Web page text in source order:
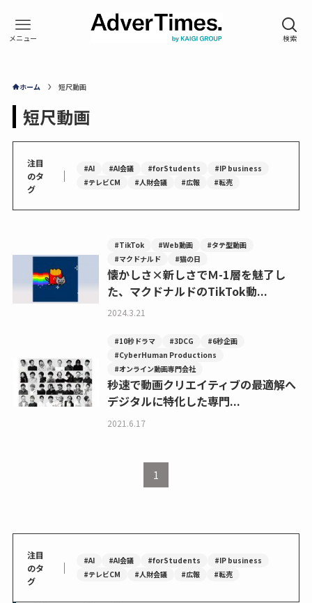
ホーム 短尺動画
短尺動画
注目
のタ
グ
｜ #AI #AI会議 #forStudents
#IP business
#テレビCM
#人財会議 #広報 #転売
#TikTok #Web動画
#タテ型動画
#マクドナルド
#猫の日
懐かしさ×新しさでＭ-1層を魅了し
た、マクドナルドのTikTok動...
2024.3.21
#10秒ドラマ #3DCG
#6秒企画
#CyberHuman Productions
#オンライン動画専門会社
秒速で動画クリエイティブの最適解へ
デジタルに特化した専門...
2021.6.17
1
注目
のタ
グ
｜ #AI #AI会議 #forStudents
#IP business
#テレビCM
#人財会議 #広報 #転売